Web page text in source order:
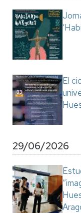
El
29/06/2026